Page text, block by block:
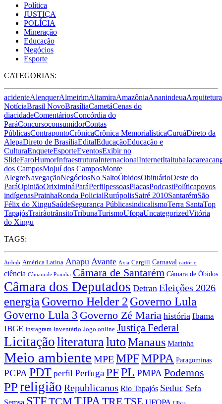
Política
JUSTIÇA
POLÍCIA
Mineração
Educação
Negócios
Esporte
CATEGORIAS:
acidenteAlenquerAlmeirimAltamiraAmazôniaAnanindeuaArquitetura
NotíciaBrasil NovoBrasíliaCametáCenas do
diacidadeComentáriosConcórdia do
ParáConcursoconsumidorContas
PúblicasContrapontoCrônicaCrônica MemorialísticaCuruáDireto da
AlepaDireto de BrasíliaEditalEducaçãoEducação e
CulturaEnqueteEsporteEventosExibir no
SlideFaroHumorInfraestruturaInternacionalInternetItaituba
dos CamposMojuí dos CamposMonte
AlegreNavegaçãoNegóciosNo SaltoÓbidosObituárioOeste do
ParáOpiniãoOriximináParáPerfilpessoasPlacasPodcastPolíticapovos
indígenasPrainhaRonda PolicialRurópolisSairé 2010SantarémSão
Félix do XinguSaúdeSegurança PúblicasindicalismoTerra SantaTop
TapajósTrairãotrânsitoTribunaTurismoUfopaUncategorizedVitória
do Xingu
TAGS:
Airbnb América Latina Anapu Avante Axia Cargill Carnaval cartório
ciência Câmara de Prainha Câmara de Santarém Câmara de Óbidos
Câmara dos Deputados Detran Eleições 2026
energia Governo Helder 2 Governo Lula
Governo Lula 3 Governo Zé Maria história Ibama
IBGE Instagram Inventário Jogo online Justiça Federal
Licitaçãoliteratura lutoManaus Marinha
Meio ambiente MPEMPFMPPA Paragominas
PCPA PDT perfil PerfugaPFPL PMPA Podemos
PPreligião Republicanos Rio Tapajós Seduc Sefa
Semsa STFTCM TJPA TRETSE